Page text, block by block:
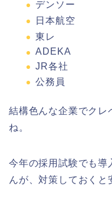
デンソー
日本航空
東レ
ADEKA
JR各社
公務員
結構色んな企業でクレ
ね。
今年の採用試験でも導
んが、対策しておくと